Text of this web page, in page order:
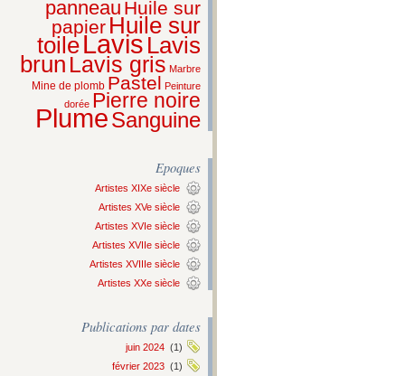
panneau Huile sur
papier Huile sur
toileLavis Lavis
brun Lavis gris Marbre
Mine de plomb Pastel Peinture
dorée Pierre noire
PlumeSanguine
Epoques
Artistes XIXe siècle
Artistes XVe siècle
Artistes XVIe siècle
Artistes XVIIe siècle
Artistes XVIIIe siècle
Artistes XXe siècle
Publications par dates
juin 2024 (1)
février 2023 (1)